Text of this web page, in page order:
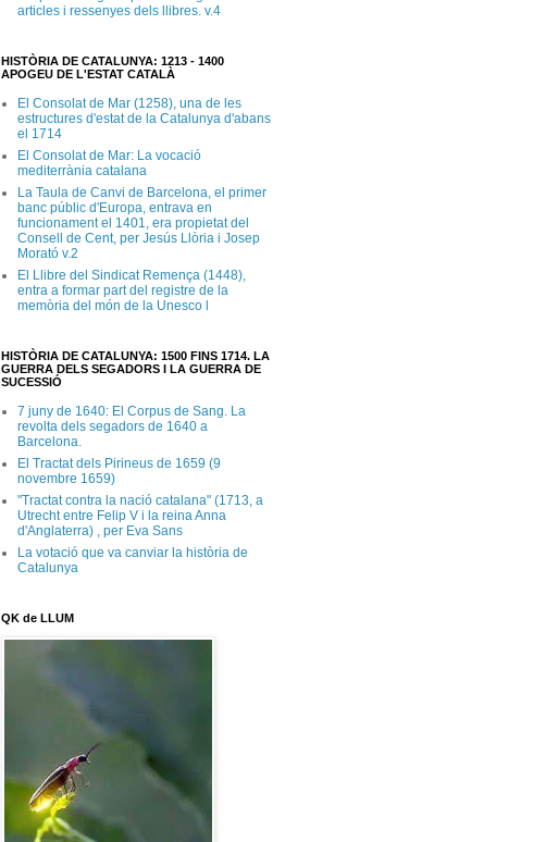
articles i ressenyes dels llibres. v.4
HISTÒRIA DE CATALUNYA: 1213 - 1400
APOGEU DE L'ESTAT CATALÀ
El Consolat de Mar (1258), una de les
estructures d'estat de la Catalunya d'abans
el 1714
El Consolat de Mar: La vocació
mediterrània catalana
La Taula de Canvi de Barcelona, el primer
banc públic d'Europa, entrava en
funcionament el 1401, era propietat del
Consell de Cent, per Jesús Llòria i Josep
Morató v.2
El Llibre del Sindicat Remença (1448),
entra a formar part del registre de la
memòria del món de la Unesco l
HISTÒRIA DE CATALUNYA: 1500 FINS 1714. LA
GUERRA DELS SEGADORS I LA GUERRA DE
SUCESSIÓ
7 juny de 1640: El Corpus de Sang. La
revolta dels segadors de 1640 a
Barcelona.
El Tractat dels Pirineus de 1659 (9
novembre 1659)
"Tractat contra la nació catalana" (1713, a
Utrecht entre Felip V i la reina Anna
d'Anglaterra) , per Eva Sans
La votació que va canviar la història de
Catalunya
QK de LLUM